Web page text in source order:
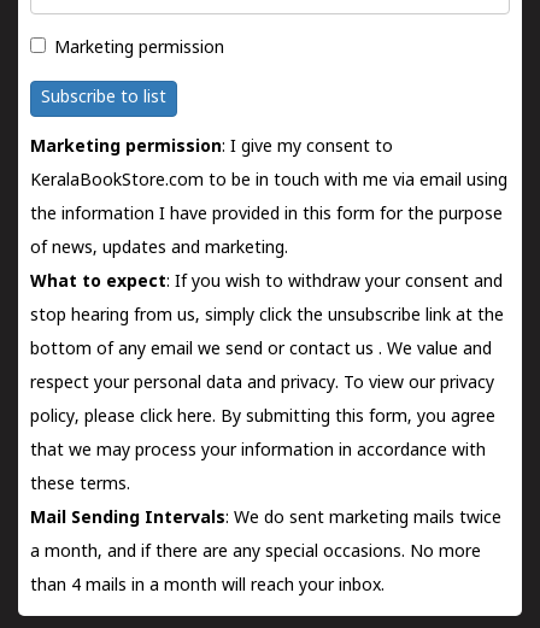
Marketing permission
Subscribe to list
Marketing permission: I give my consent to
KeralaBookStore.com to be in touch with me via email using
the information I have provided in this form for the purpose
of news, updates and marketing.
What to expect: If you wish to withdraw your consent and
stop hearing from us, simply click the unsubscribe link at the
bottom of any email we send orcontact us . We value and
respect your personal data and privacy. To view our privacy
policy, please click here. By submitting this form, you agree
that we may process your information in accordance with
these terms.
Mail Sending Intervals: We do sent marketing mails twice
a month, and if there are any special occasions. No more
than 4 mails in a month will reach your inbox.